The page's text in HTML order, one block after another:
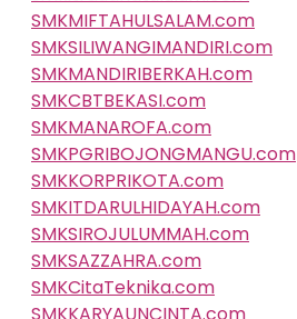
SMKMIFTAHULSALAM.com
SMKSILIWANGIMANDIRI.com
SMKMANDIRIBERKAH.com
SMKCBTBEKASI.com
SMKMANAROFA.com
SMKPGRIBOJONGMANGU.com
SMKKORPRIKOTA.com
SMKITDARULHIDAYAH.com
SMKSIROJULUMMAH.com
SMKSAZZAHRA.com
SMKCitaTeknika.com